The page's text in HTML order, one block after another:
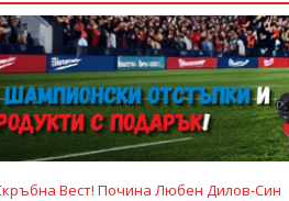
Вест! Почина Любен Дилов-Син